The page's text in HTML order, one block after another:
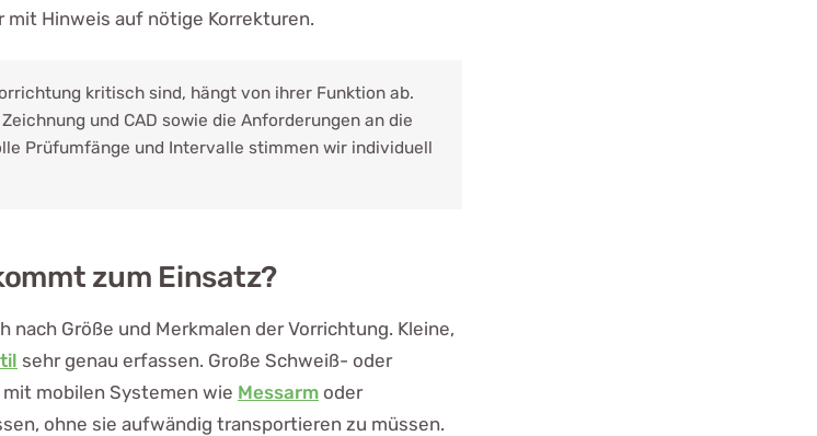
Hinweis auf nötige Korrekturen.
kritisch sind, hängt von ihrer Funktion ab.
und CAD sowie die Anforderungen an die
Prüfumfänge und Intervalle stimmen wir individuell
zum Einsatz?
nach Größe und Merkmalen der Vorrichtung. Kleine,
sehr genau erfassen. Große Schweiß- oder
mobilen Systemen wie Messarm oder
ohne sie aufwändig transportieren zu müssen.